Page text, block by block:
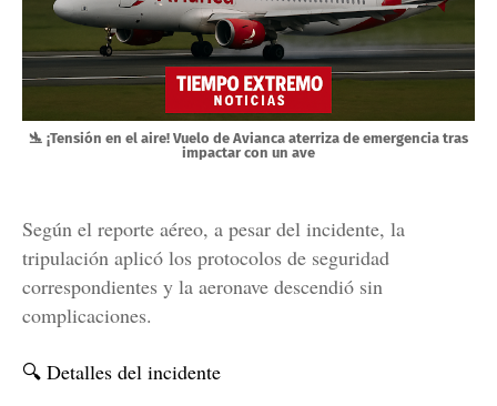
🛬 ¡Tensión en el aire! Vuelo de Avianca aterriza de emergencia tras
impactar con un ave
Según el reporte aéreo, a pesar del incidente, la
tripulación aplicó los protocolos de seguridad
correspondientes y la aeronave descendió sin
complicaciones.
🔍 Detalles del incidente